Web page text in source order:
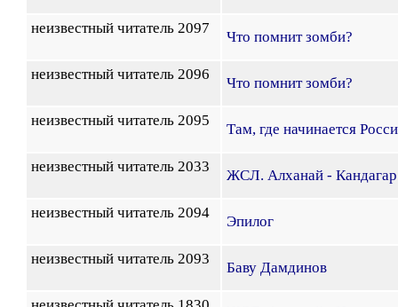
неизвестный читатель 2097
Что помнит зомби?
неизвестный читатель 2096
Что помнит зомби?
неизвестный читатель 2095
Там, где начинается
неизвестный читатель 2033
ЖСЛ. Алханай -
неизвестный читатель 2094
Эпилог
неизвестный читатель 2093
Баву Дамдинов